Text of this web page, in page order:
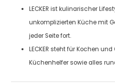
LECKER ist kulinarischer
unkomplizierten Küche mit
jeder Seite fort.
LECKER steht für Kochen
Küchenhelfer sowie alles